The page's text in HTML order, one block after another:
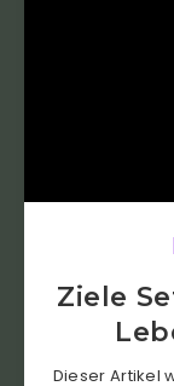
Ziele
Dieser Artikel